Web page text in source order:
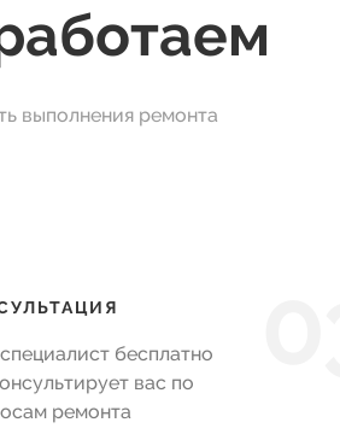
выполнения ремонта
бесплатно
вас по
ремонта